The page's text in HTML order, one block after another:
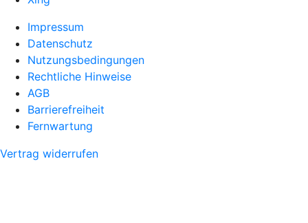
Impressum
Datenschutz
Nutzungsbedingungen
Rechtliche Hinweise
AGB
Barrierefreiheit
Fernwartung
Vertrag widerrufen